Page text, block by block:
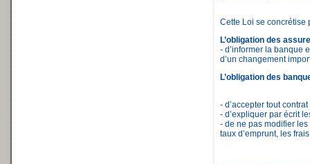
Cette Loi se concrétise
L’obligation des
- d’informer la banque
d’un changement
L’obligation des
- d’accepter tout
- d’expliquer par écrit
- de ne pas modifier
taux d’emprunt, les